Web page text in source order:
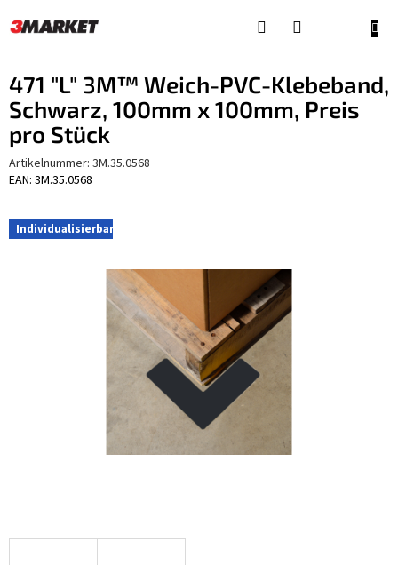
Inhalt
471 "L" 3M™ Weich-PVC-Klebeband,
Schwarz, 100mm x 100mm, Preis
pro Stück
Artikelnummer: 3M.35.0568
EAN: 3M.35.0568
Individualisierbar